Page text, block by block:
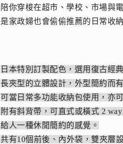
陪你穿梭在超市、學校、市場與
是家政婦也會偷偷推薦的日常收
日本特別訂製配色，選用復古經
長夾型的立體設計，外型簡約而
可當日常多功能收納包使用，亦
附有斜背帶，可直式或橫式 2
給人一種休閒簡約的感覺。
共有10個前後、內外袋，雙夾層